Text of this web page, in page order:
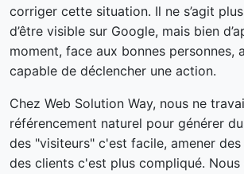
corriger cette situation. Il ne s’agit
d’être visible sur Google, mais bien
moment, face aux bonnes personnes,
capable de déclencher une action.
Chez Web Solution Way, nous ne
référencement naturel pour générer
des "visiteurs" c'est facile, amener
des clients c'est plus compliqué.